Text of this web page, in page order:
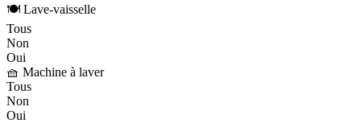
🍽️ Lave-vaisselle
Tous
Non
Oui
🧺 Machine à laver
Tous
Non
Oui